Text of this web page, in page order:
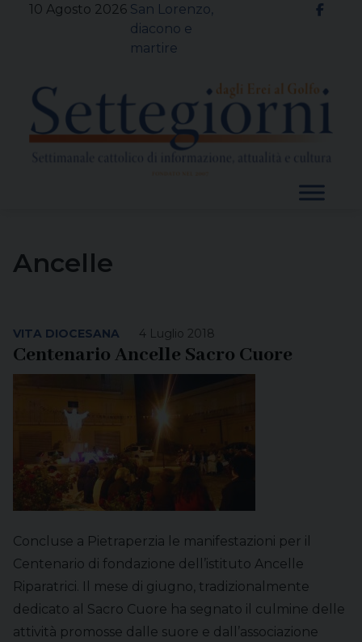
10 Agosto 2026 San Lorenzo,
diacono e
martire
Ancelle
4 Luglio 2018
VITA DIOCESANA
Centenario Ancelle Sacro Cuore
Concluse a Pietraperzia le manifestazioni per il
Centenario di fondazione dell’istituto Ancelle
Riparatrici. Il mese di giugno, tradizionalmente
dedicato al Sacro Cuore ha segnato il culmine delle
attività promosse dalle suore e dall’associazione